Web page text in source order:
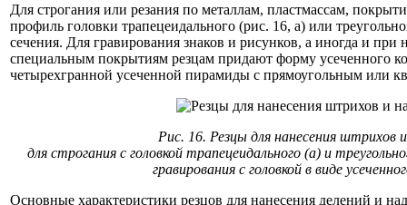
Для строгания или резания по металлам, пластмассам,
профиль головки трапецеидального (рис. 16, а) или
сечения. Для гравирования знаков и рисунков, а иногда и при
специальным покрытиям резцам придают форму усеченного
четырехгранной усеченной пирамиды с прямоугольным или
Рис. 16. Резцы для нанесения штрихов
для строгания с головкой трапецеидального (а) и
гравирования с головкой в виде
Основные характеристики резцов для нанесения делений и